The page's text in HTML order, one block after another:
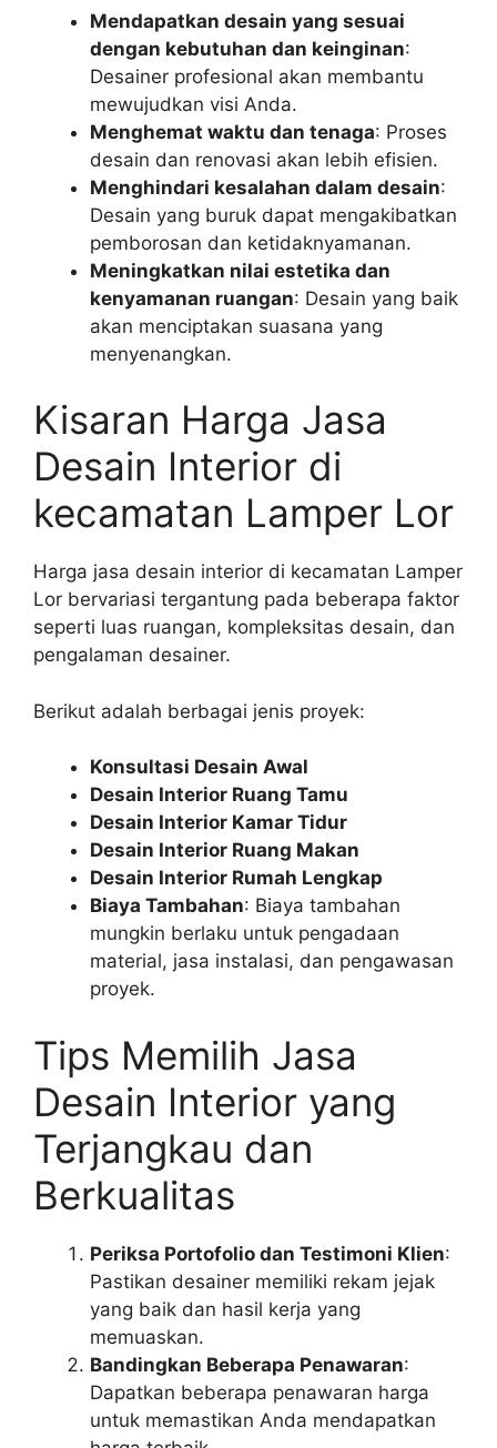
Mendapatkan desain yang sesuai
dengan kebutuhan dan keinginan:
Desainer profesional akan membantu
mewujudkan visi Anda.
Menghemat waktu dan tenaga: Proses
desain dan renovasi akan lebih efisien.
Menghindari kesalahan dalam desain:
Desain yang buruk dapat mengakibatkan
pemborosan dan ketidaknyamanan.
Meningkatkan nilai estetika dan
kenyamanan ruangan: Desain yang baik
akan menciptakan suasana yang
menyenangkan.​
Kisaran Harga Jasa
Desain Interior di
kecamatan Lamper Lor
Harga jasa desain interior di kecamatan Lamper
Lor bervariasi tergantung pada beberapa faktor
seperti luas ruangan, kompleksitas desain, dan
pengalaman desainer.
Berikut adalah berbagai jenis proyek:
Konsultasi Desain Awal
Desain Interior Ruang Tamu
Desain Interior Kamar Tidur
Desain Interior Ruang Makan
Desain Interior Rumah Lengkap
Biaya Tambahan: Biaya tambahan
mungkin berlaku untuk pengadaan
material, jasa instalasi, dan pengawasan
proyek.
Tips Memilih Jasa
Desain Interior yang
Terjangkau dan
Berkualitas
Periksa Portofolio dan Testimoni Klien:
Pastikan desainer memiliki rekam jejak
yang baik dan hasil kerja yang
memuaskan.
Bandingkan Beberapa Penawaran:
Dapatkan beberapa penawaran harga
untuk memastikan Anda mendapatkan